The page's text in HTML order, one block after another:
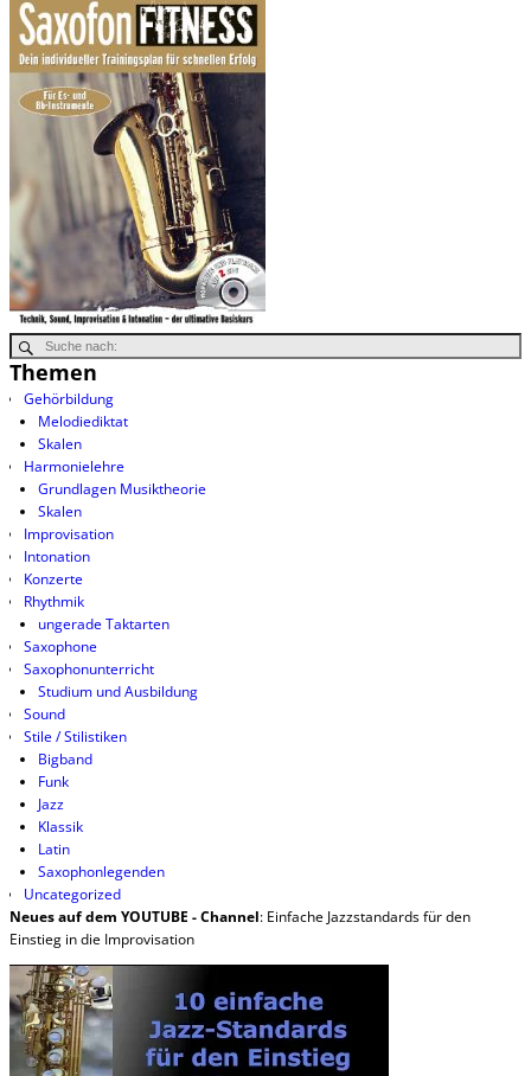
Themen
Gehörbildung
Melodiediktat
Skalen
Harmonielehre
Grundlagen Musiktheorie
Skalen
Improvisation
Intonation
Konzerte
Rhythmik
ungerade Taktarten
Saxophone
Saxophonunterricht
Studium und Ausbildung
Sound
Stile / Stilistiken
Bigband
Funk
Jazz
Klassik
Latin
Saxophonlegenden
Uncategorized
Neues auf dem YOUTUBE - Channel: Einfache Jazzstandards für den
Einstieg in die Improvisation